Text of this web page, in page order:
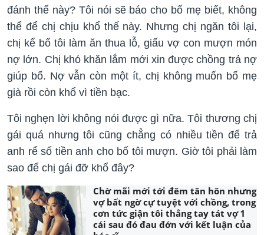
đánh thế này? Tôi nói sẽ báo cho bố mẹ biết, không
thể để chị chịu khổ thế này. Nhưng chị ngăn tôi lại,
chị kể bố tôi làm ăn thua lỗ, giấu vợ con mượn món
nợ lớn. Chị khó khăn lắm mới xin được chồng trả nợ
giúp bố. Nợ vẫn còn một ít, chị không muốn bố mẹ
già rồi còn khổ vì tiền bạc.
Tôi nghẹn lời không nói được gì nữa. Tôi thương chị
gái quá nhưng tôi cũng chẳng có nhiều tiền để trả
anh rể số tiền anh cho bố tôi mượn. Giờ tôi phải làm
sao để chị gái đỡ khổ đây?
Chờ mãi mới tới đêm tân hôn nhưng
vợ bất ngờ cự tuyệt với chồng, trong
cơn tức giận tôi thẳng tay tát vợ 1
cái sau đó đau đớn với kết luận của